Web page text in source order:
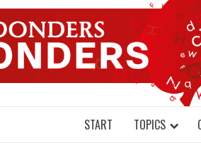
// ON BRAINS AND SCIENCE
START TOPICS